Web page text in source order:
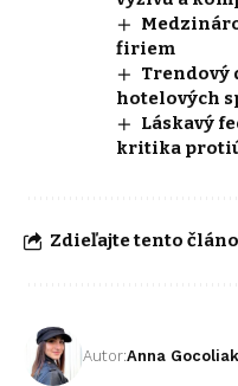
firiem
Trendový
hotelových
Láskavý
kritika
Zdieľajte tento
Autor:Anna